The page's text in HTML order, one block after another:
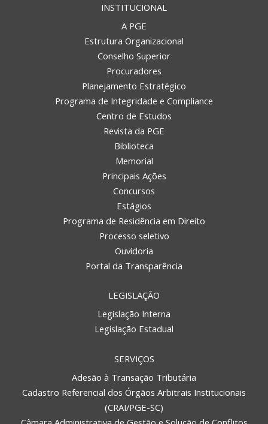
INSTITUCIONAL
A PGE
Estrutura Organizacional
Conselho Superior
Procuradores
Planejamento Estratégico
Programa de Integridade e Compliance
Centro de Estudos
Revista da PGE
Biblioteca
Memorial
Principais Ações
Concursos
Estágios
Programa de Residência em Direito
Processo seletivo
Ouvidoria
Portal da Transparência
LEGISLAÇÃO
Legislação Interna
Legislação Estadual
SERVIÇOS
Adesão à Transação Tributária
Cadastro Referencial dos Órgãos Arbitrais Institucionais
(CRAI/PGE-SC)